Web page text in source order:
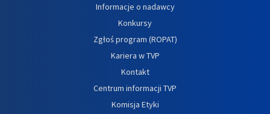
Informacje o nadawcy
Konkursy
Zgłoś program (ROPAT)
Kariera w TVP
Kontakt
Centrum informacji TVP
Komisja Etyki